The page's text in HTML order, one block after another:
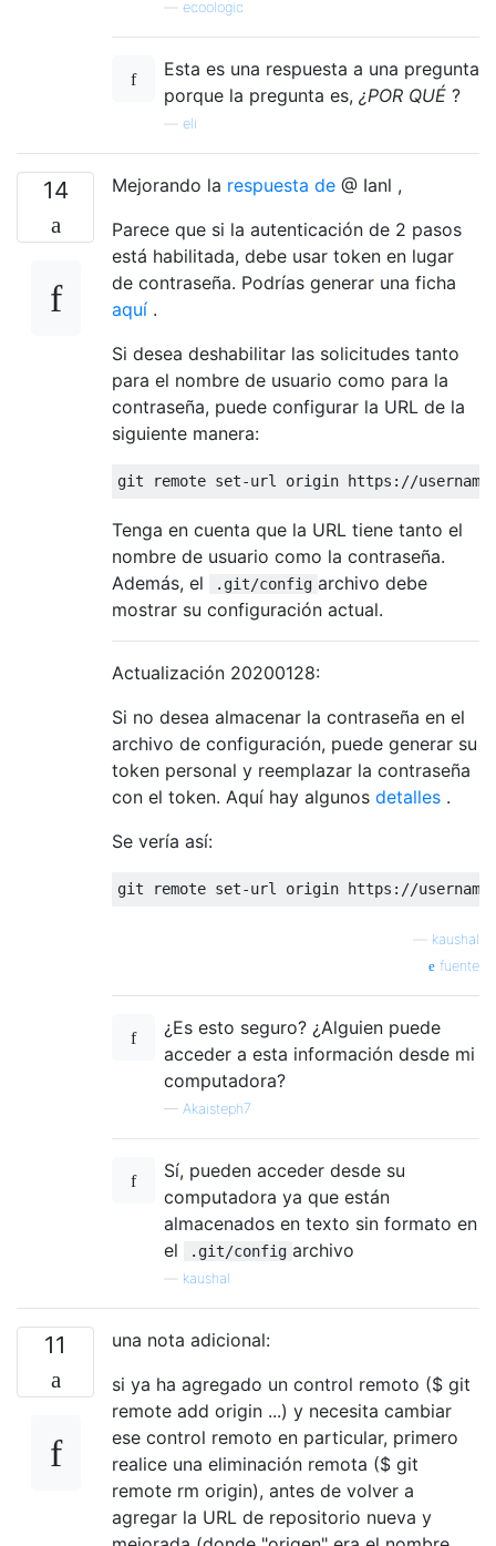
ecoologic
Esta es una respuesta a una pregunta
porque la pregunta es, ¿POR QUÉ ?
eli
14 Mejorando la respuesta de @ Ianl ,
Parece que si la autenticación de 2 pasos
está habilitada, debe usar token en lugar
de contraseña. Podrías generar una ficha
aquí .
Si desea deshabilitar las solicitudes tanto
para el nombre de usuario como para la
contraseña, puede configurar la URL de la
siguiente manera:
Tenga en cuenta que la URL tiene tanto el
nombre de usuario como la contraseña.
Además, el
.git/config archivo debe
mostrar su configuración actual.
Actualización 20200128:
Si no desea almacenar la contraseña en el
archivo de configuración, puede generar su
token personal y reemplazar la contraseña
con el token. Aquí hay algunos detalles .
Se vería así:
kaushal
fuente
¿Es esto seguro? ¿Alguien puede
acceder a esta información desde mi
computadora?
— Akaisteph7
Sí, pueden acceder desde su
computadora ya que están
almacenados en texto sin formato en
el
.git/config archivo
kaushal
11
una nota adicional:
si ya ha agregado un control remoto ($ git
remote add origin ...) y necesita cambiar
ese control remoto en particular, primero
realice una eliminación remota ($ git
remote rm origin), antes de volver a
agregar la URL de repositorio nueva y